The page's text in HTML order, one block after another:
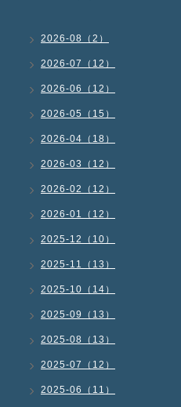
2026-08（2）
2026-07（12）
2026-06（12）
2026-05（15）
2026-04（18）
2026-03（12）
2026-02（12）
2026-01（12）
2025-12（10）
2025-11（13）
2025-10（14）
2025-09（13）
2025-08（13）
2025-07（12）
2025-06（11）